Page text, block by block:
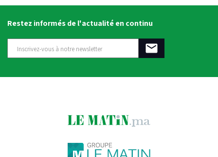
Restez informés de l'actualité en continu